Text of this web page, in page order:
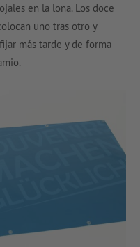
en la lona. Los doce
uno tras otro y
más tarde y de forma